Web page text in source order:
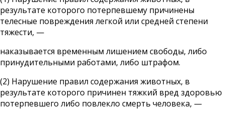
результате которого потерпевшему причинены
телесные повреждения легкой или средней степени
тяжести, —
наказывается временным лишением свободы, либо
принудительными работами, либо штрафом.
(2) Нарушение правил содержания животных, в
результате которого причинен тяжкий вред здоровью
потерпевшего либо повлекло смерть человека, —